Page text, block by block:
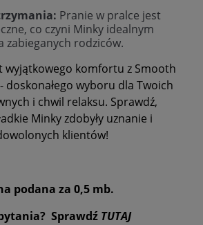
Pranie w pralce jest
co czyni Minky idealnym
zabieganych rodziców.
wyjątkowego komfortu z Smooth
doskonałego wyboru dla Twoich
i chwil relaksu. Sprawdź,
Minky zdobyły uznanie i
klientów!
podana za 0,5 mb.
Sprawdź TUTAJ